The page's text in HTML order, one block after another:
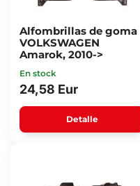
Alfombrillas de goma
VOLKSWAGEN
Amarok, 2010->
En stock
24,58 Eur
Detalle